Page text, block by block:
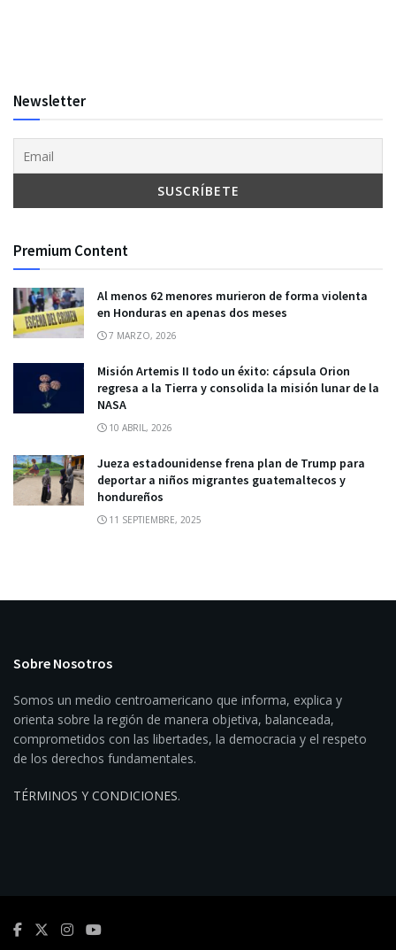
Newsletter
Premium Content
Al menos 62 menores murieron de forma violenta
en Honduras en apenas dos meses
7 MARZO, 2026
Misión Artemis II todo un éxito: cápsula Orion
regresa a la Tierra y consolida la misión lunar de la
NASA
10 ABRIL, 2026
Jueza estadounidense frena plan de Trump para
deportar a niños migrantes guatemaltecos y
hondureños
11 SEPTIEMBRE, 2025
Sobre Nosotros
Somos un medio centroamericano que informa, explica y
orienta sobre la región de manera objetiva, balanceada,
comprometidos con las libertades, la democracia y el respeto
de los derechos fundamentales.
TÉRMINOS Y CONDICIONES.